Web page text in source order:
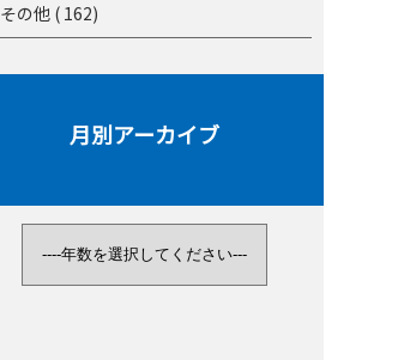
その他 ( 162)
月別アーカイブ